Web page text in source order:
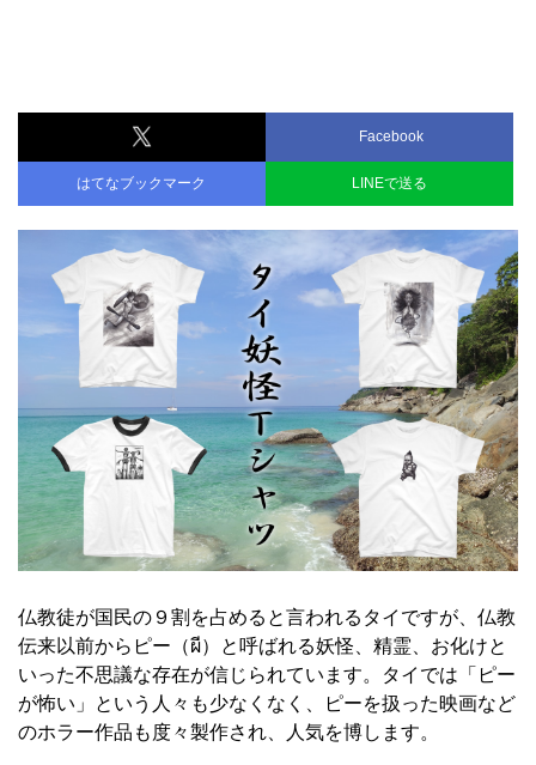
Facebook
はてなブックマーク LINEで送る
仏教徒が国民の９割を占めると言われるタイですが、仏教
伝来以前からピー（ผี）と呼ばれる妖怪、精霊、お化けと
いった不思議な存在が信じられています。タイでは「ピー
が怖い」という人々も少なくなく、ピーを扱った映画など
のホラー作品も度々製作され、人気を博します。